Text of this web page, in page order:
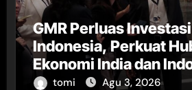
GMR Perluas
Indonesia, Perkuat
Ekonomi India dan
tomi Agu 3, 2026